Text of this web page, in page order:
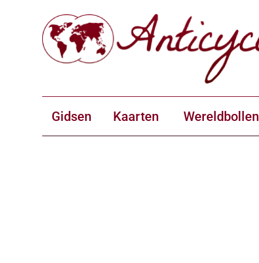
Gidsen Kaarten Wereldbollen